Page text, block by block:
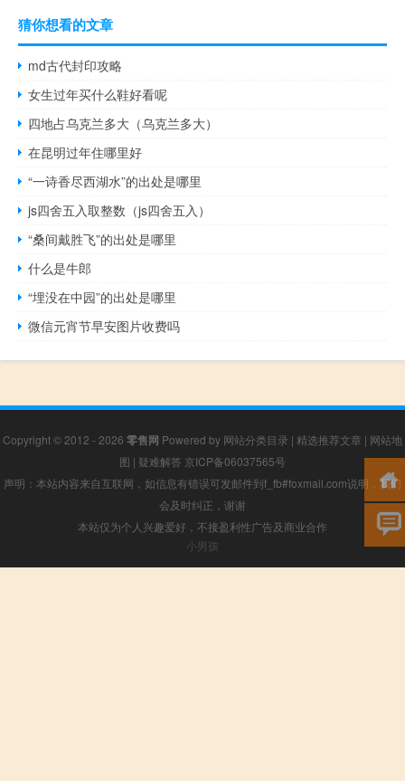
猜你想看的文章
md古代封印攻略
女生过年买什么鞋好看呢
四地占乌克兰多大（乌克兰多大）
在昆明过年住哪里好
“一诗香尽西湖水”的出处是哪里
js四舍五入取整数（js四舍五入）
“桑间戴胜飞”的出处是哪里
什么是牛郎
“埋没在中园”的出处是哪里
微信元宵节早安图片收费吗
Copyright © 2012 - 2026 零售网 Powered by 网站分类目录 | 精选推荐文章 | 网站地
图 | 疑难解答 京ICP备06037565号
声明：本站内容来自互联网，如信息有错误可发邮件到f_fb#foxmail.com说明，我们
会及时纠正，谢谢
本站仅为个人兴趣爱好，不接盈利性广告及商业合作
小男孩